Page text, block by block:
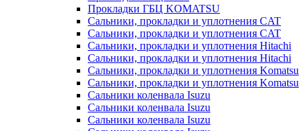
Прокладки ГБЦ KOMATSU
Сальники, прокладки и уплотнения CAT
Сальники, прокладки и уплотнения CAT
Сальники, прокладки и уплотнения Hitachi
Сальники, прокладки и уплотнения Hitachi
Сальники, прокладки и уплотнения Komatsu
Сальники, прокладки и уплотнения Komatsu
Сальники коленвала Isuzu
Сальники коленвала Isuzu
Сальники коленвала Isuzu